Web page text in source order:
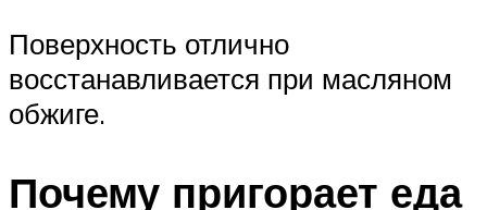
Поверхность отлично
восстанавливается при масляном
обжиге.
Почему пригорает еда